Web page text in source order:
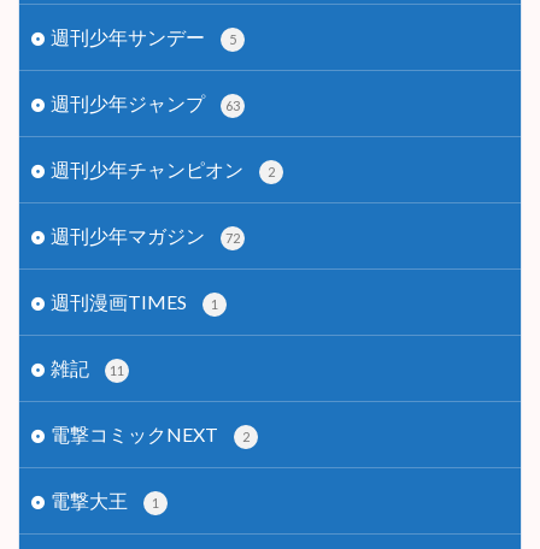
週刊少年サンデー 5
週刊少年ジャンプ 63
週刊少年チャンピオン 2
週刊少年マガジン 72
週刊漫画TIMES 1
雑記 11
電撃コミックNEXT 2
電撃大王 1